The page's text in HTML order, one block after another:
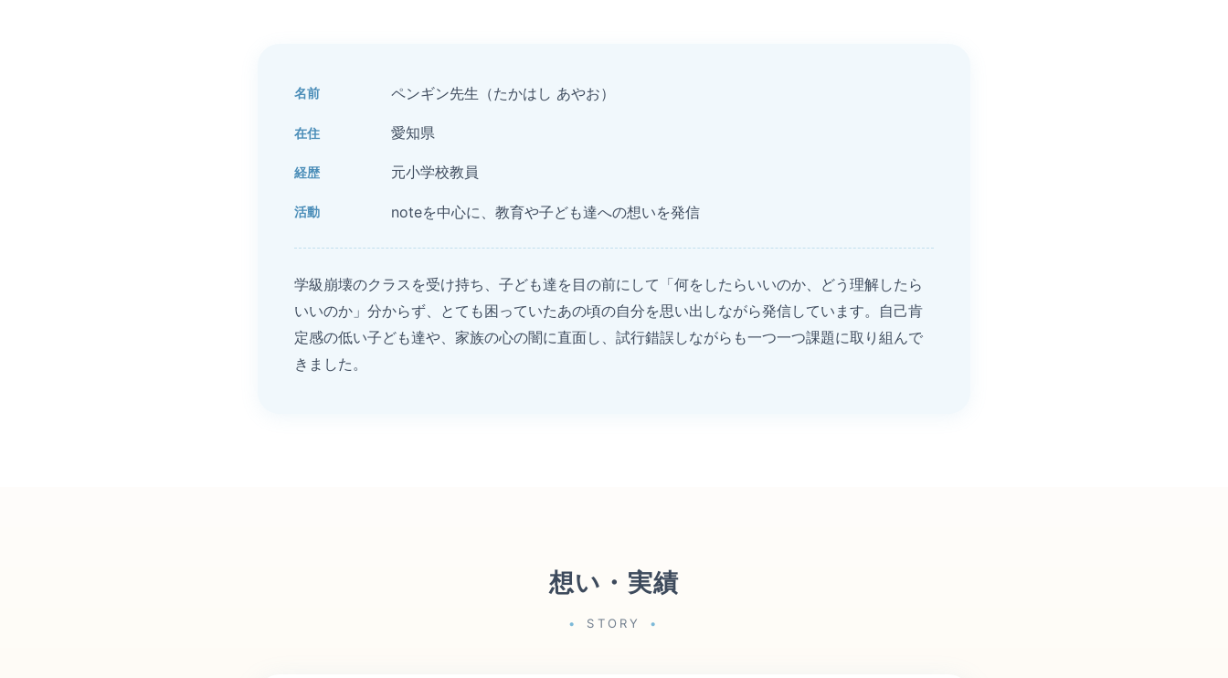
名前 ペンギン先生（たかはし あやお）
在住 愛知県
経歴 元小学校教員
活動 noteを中心に、教育や子ども達への想いを発信
学級崩壊のクラスを受け持ち、子ども達を目の前にして「何をしたらいいのか、どう理解したら
いいのか」分からず、とても困っていたあの頃の自分を思い出しながら発信しています。自己肯
定感の低い子ども達や、家族の心の闇に直面し、試行錯誤しながらも一つ一つ課題に取り組んで
きました。
想い・実績
STORY